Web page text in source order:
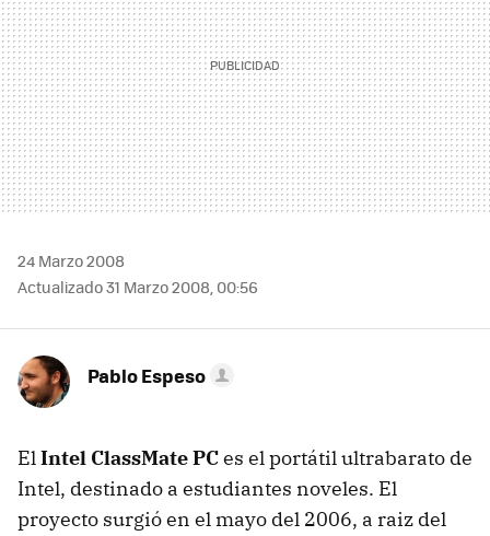
24 Marzo 2008
Actualizado 31 Marzo 2008, 00:56
Pablo Espeso
ElIntel ClassMate PCes el portátil ultrabarato de
Intel, destinado a estudiantes noveles. El
proyecto surgió en el mayo del 2006, a raiz del